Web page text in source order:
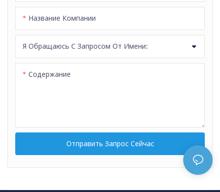
Название Компании
Я Обращаюсь С Запросом От Имени:
Содержание
Отправить Запрос Сейчас